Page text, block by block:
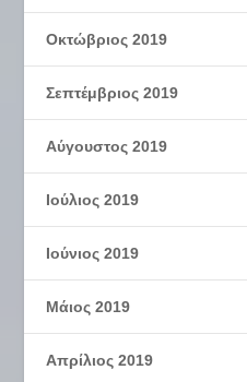
Οκτώβριος 2019
Σεπτέμβριος 2019
Αύγουστος 2019
Ιούλιος 2019
Ιούνιος 2019
Μάιος 2019
Απρίλιος 2019